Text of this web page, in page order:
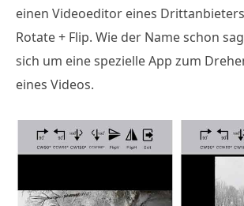
einen Videoeditor eines
Rotate + Flip. Wie der Name schon
sich um eine spezielle App zum
eines Videos.